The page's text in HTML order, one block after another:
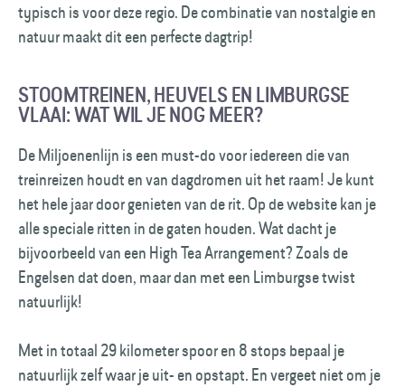
typisch is voor deze regio. De combinatie van nostalgie en
natuur maakt dit een perfecte dagtrip!
STOOMTREINEN, HEUVELS EN LIMBURGSE
VLAAI: WAT WIL JE NOG MEER?
De Miljoenenlijn is een must-do voor iedereen die van
treinreizen houdt en van dagdromen uit het raam! Je kunt
het hele jaar door genieten van de rit. Op de website kan je
alle speciale ritten in de gaten houden. Wat dacht je
bijvoorbeeld van een High Tea Arrangement? Zoals de
Engelsen dat doen, maar dan met een Limburgse twist
natuurlijk!
Met in totaal 29 kilometer spoor en 8 stops bepaal je
natuurlijk zelf waar je uit- en opstapt. En vergeet niet om je